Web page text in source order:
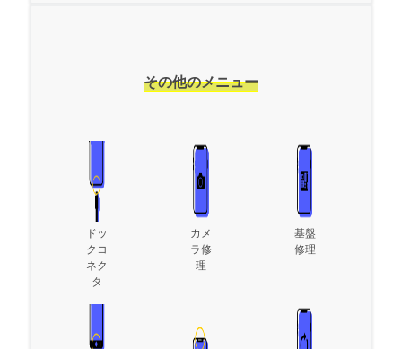
その他のメニュー
ドッ
クコ
ネク
タ
カメ
ラ修
理
基盤
修理